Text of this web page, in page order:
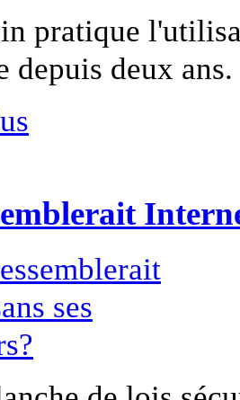
pratique
depuis deux